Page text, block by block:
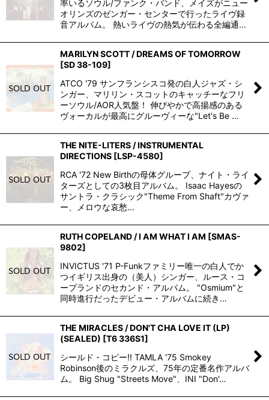
率いるソウル/ファンク・バンド、メイズがニュー
オリンズのゼンガー・センターで行ったライヴ録
音アルバム。 熱いライヴの熱気が伝わる全編通…
MARILYN SCOTT / DREAMS OF TOMORROW
[SD 38-109]
ATCO '79 サンフランシスコ発の白人ジャズ・シ
ンガー、マリリン・スコットのキャッチーなフリ
ーソウル/AOR人気盤！ 伸びやかで高揚感のある
ヴォーカルが最高にグルーヴィーな"Let's Be …
THE NITE-LITERS / INSTRUMENTAL
DIRECTIONS [LSP-4580]
RCA '72 New Birthの母体グループ、ナイト・ライ
ターズとしての3枚目アルバム。 Isaac Hayesの
サントラ・クラシック"Theme From Shaft"カヴァ
ー、メロウな哀愁…
RUTH COPELAND / I AM WHAT I AM [SMAS-
9802]
INVICTUS '71 P-Funkファミリー唯一の白人でか
つイギリス出身の（美人）シンガー、ルース・コ
ープランドのセカンド・アルバム。 "Osmium"と
同時進行だったデビュー・アルバムに続き…
THE MIRACLES / DON'T CHA LOVE IT (LP)
(SEALED) [T6 336S1]
シールド・コピー!! TAMLA '75 Smokey
Robinson後のミラクルズ、75年の定番名作アルバ
ム。 Big Shug "Streets Move"、INI "Don'…